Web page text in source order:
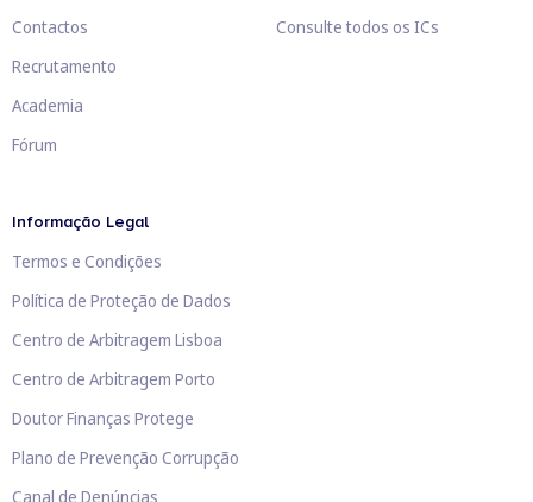
Contactos
Recrutamento
Academia
Fórum
Consulte todos os ICs
Informação Legal
Termos e Condições
Política de Proteção de Dados
Centro de Arbitragem Lisboa
Centro de Arbitragem Porto
Doutor Finanças Protege
Plano de Prevenção Corrupção
Canal de Denúncias